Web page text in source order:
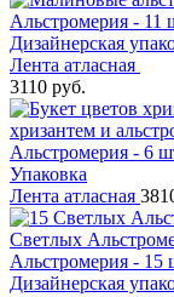
Альстромерия - 11
Дизайнерская
Лента атласная
3110 руб.
хризантем и
Альстромерия - 6
Упаковка
Лента атласная
Светлых
Альстромерия - 15
Дизайнерская